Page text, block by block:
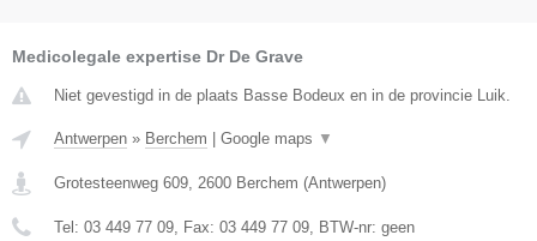
Medicolegale expertise Dr De Grave
Niet gevestigd in de plaats Basse Bodeux en in de provincie Luik.
Antwerpen » Berchem Google maps ▼
Grotesteenweg 609, 2600 Berchem (Antwerpen)
Tel: 03 449 77 09, Fax: 03 449 77 09, BTW-nr: geen